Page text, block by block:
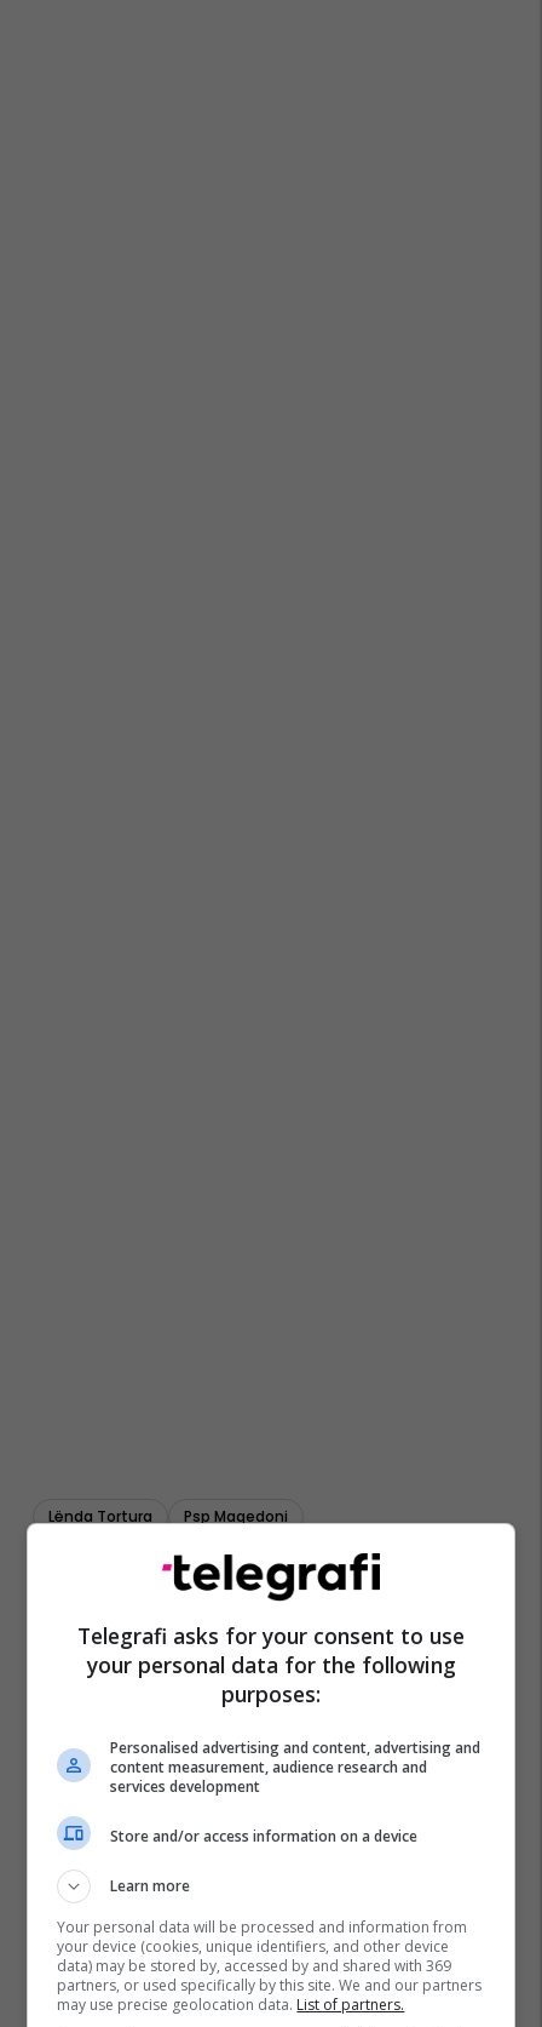
Lënda Tortura
Psp Maqedoni
Njësiti 'alfa' - Maqedoni
Gjykata Themelore E Shkupit
Telegrafi asks for your consent to use
your personal data for the following
purposes:
Personalised advertising and content, advertising and
content measurement, audience research and
services development
Store and/or access information on a device
Learn more
Your personal data will be processed and information from
your device (cookies, unique identifiers, and other device
data) may be stored by, accessed by and shared with 369
partners, or used specifically by this site. We and our partners
may use precise geolocation data. List of partners.